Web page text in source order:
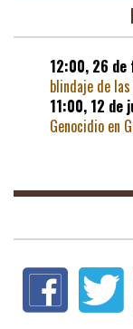
12:00, 26 de
blindaje de
11:00, 12 de
Genocidio en